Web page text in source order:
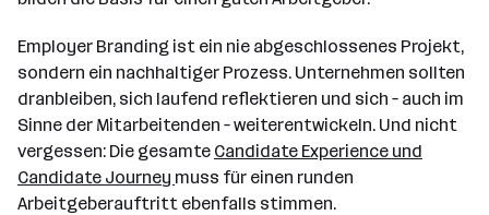
Employer Branding ist ein nie abgeschlossenes Projekt,
sondern ein nachhaltiger Prozess. Unternehmen sollten
dranbleiben, sich laufend reflektieren und sich – auch im
Sinne der Mitarbeitenden – weiterentwickeln. Und nicht
vergessen: Die gesamte Candidate Experience und
Candidate Journey muss für einen runden
Arbeitgeberauftritt ebenfalls stimmen.